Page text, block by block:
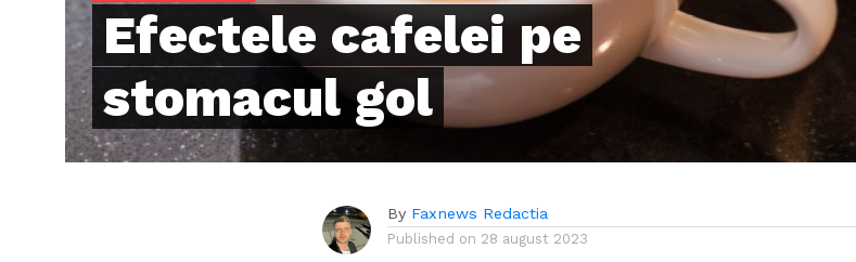
Efectele cafelei pe
stomacul gol
By Faxnews Redactia
Published on 28 august 2023